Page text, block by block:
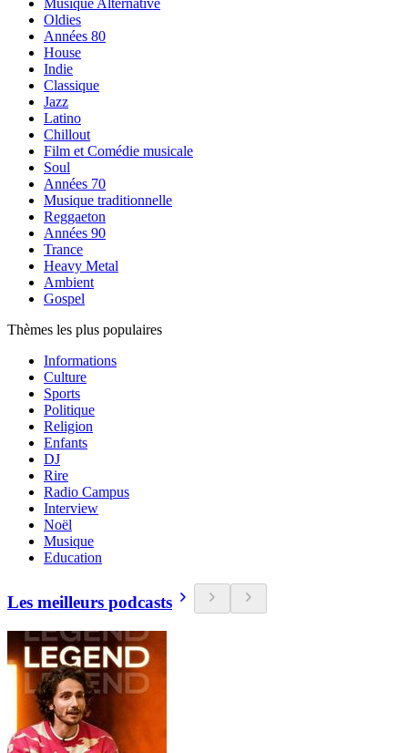
Musique Alternative
Oldies
Années 80
House
Indie
Classique
Jazz
Latino
Chillout
Film et Comédie musicale
Soul
Années 70
Musique traditionnelle
Reggaeton
Années 90
Trance
Heavy Metal
Ambient
Gospel
Thèmes les plus populaires
Informations
Culture
Sports
Politique
Religion
Enfants
DJ
Rire
Radio Campus
Interview
Noël
Musique
Education
Les meilleurs podcasts